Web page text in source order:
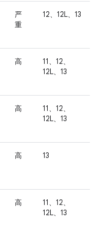
严
重
12、12L、13
高
11、12、
12L、13
高
11、12、
12L、13
高 13
高
11、12、
12L、13